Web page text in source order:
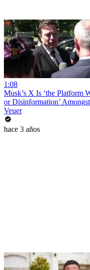
1:08
Musk’s X Is ‘the Platform
or Disinformation’
Veuer
hace 3 años